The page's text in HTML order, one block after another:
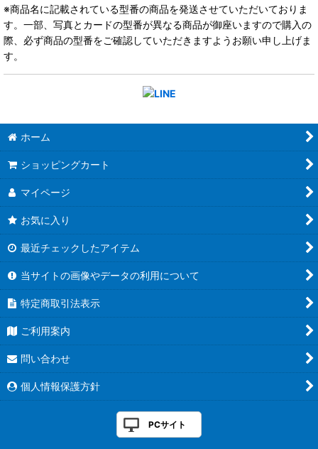
※商品名に記載されている型番の商品を発送させていただいておりま
す。一部、写真とカードの型番が異なる商品が御座いますので購入の
際、必ず商品の型番をご確認していただきますようお願い申し上げま
す。
ホーム
ショッピングカート
マイページ
お気に入り
最近チェックしたアイテム
当サイトの画像やデータの利用について
特定商取引法表示
ご利用案内
問い合わせ
個人情報保護方針
PCサイト